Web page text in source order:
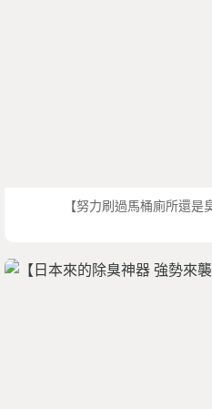
【努力刷過馬桶廁所還是